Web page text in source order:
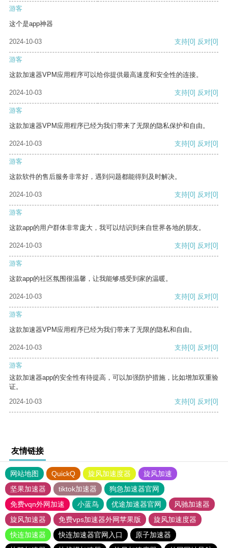
游客
这个是app神器
2024-10-03 支持[0] 反对[0]
游客
这款加速器VPM应用程序可以给你提供最高速度和安全性的连接。
2024-10-03 支持[0] 反对[0]
游客
这款加速器VPM应用程序已经为我们带来了无限的隐私保护和自由。
2024-10-03 支持[0] 反对[0]
游客
这款软件的售后服务非常好，遇到问题都能得到及时解决。
2024-10-03 支持[0] 反对[0]
游客
这款app的用户群体非常庞大，我可以结识到来自世界各地的朋友。
2024-10-03 支持[0] 反对[0]
游客
这款app的社区氛围很温馨，让我能够感受到家的温暖。
2024-10-03 支持[0] 反对[0]
游客
这款加速器VPM应用程序已经为我们带来了无限的隐私和自由。
2024-10-03 支持[0] 反对[0]
游客
这款加速器app的安全性有待提高，可以加强防护措施，比如增加双重验
证。
2024-10-03
支持[0] 反对[0]
友情链接
网站地图 QuickQ 旋风加速度器
旋风加速
坚果加速器
tiktok加速器
狗急加速器官网
免费vqn外网加速
小蓝鸟 优途加速器官网
风驰加速器
旋风加速器
免费vps加速器外网苹果版
旋风加速度器
快连加速器
快连加速器官网入口
原子加速器